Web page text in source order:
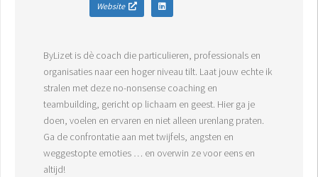
Website
ByLizet is dè coach die particulieren, professionals en
organisaties naar een hoger niveau tilt. Laat jouw echte ik
stralen met deze no-nonsense coaching en
teambuilding, gericht op lichaam en geest. Hier ga je
doen, voelen en ervaren en niet alleen urenlang praten.
Ga de confrontatie aan met twijfels, angsten en
weggestopte emoties … en overwin ze voor eens en
altijd!